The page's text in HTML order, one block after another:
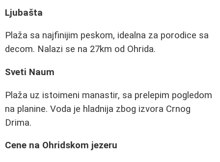
Ljubašta
Plaža sa najfinijim peskom, idealna za porodice sa
decom. Nalazi se na 27km od Ohrida.
Sveti Naum
Plaža uz istoimeni manastir, sa prelepim pogledom
na planine. Voda je hladnija zbog izvora Crnog
Drima.
Cene na Ohridskom jezeru